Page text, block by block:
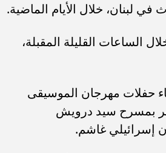
الساعات القليلة المقبلة،
حفلات مهرجان الموسيقى
إقامتها 14 أكتوبر بدار الأوبرا المصرية، و17 أكتوبر بمسرح سيد درويش
إسرائيلي غاشم.